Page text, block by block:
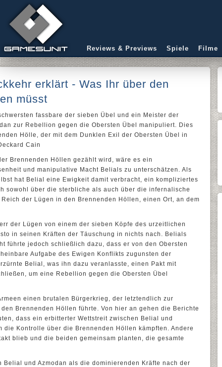
Reviews & Previews Spiele Filme
erklärt - Was Ihr über den
müsst
fassbare der sieben Übel und ein Meister der
zur Rebellion gegen die Obersten Übel manipuliert. Dies
Hölle, der mit dem Dunklen Exil der Obersten Übel in
Cain
Brennenden Höllen gezählt wird, wäre es ein
und manipulative Macht Belials zu unterschätzen. Als
hat Belial eine Ewigkeit damit verbracht, ein kompliziertes
sowohl über die sterbliche als auch über die infernalische
der Lügen in den Brennenden Höllen, einen Ort, an dem
der Lügen von einem der sieben Köpfe des urzeitlichen
in seinen Kräften der Täuschung in nichts nach. Belials
führte jedoch schließlich dazu, dass er von den Obersten
Aufgabe des Ewigen Konflikts zugunsten der
Belial, was ihn dazu veranlasste, einen Pakt mit
um eine Rebellion gegen die Obersten Übel
einen brutalen Bürgerkrieg, der letztendlich zur
Brennenden Höllen führte. Von hier an gehen die Berichte
dass ein erbitterter Wettstreit zwischen Belial und
die Kontrolle über die Brennenden Höllen kämpften. Andere
blieb und die beiden gemeinsam planten, die gesamte
und Azmodan als die dominierenden Kräfte nach der